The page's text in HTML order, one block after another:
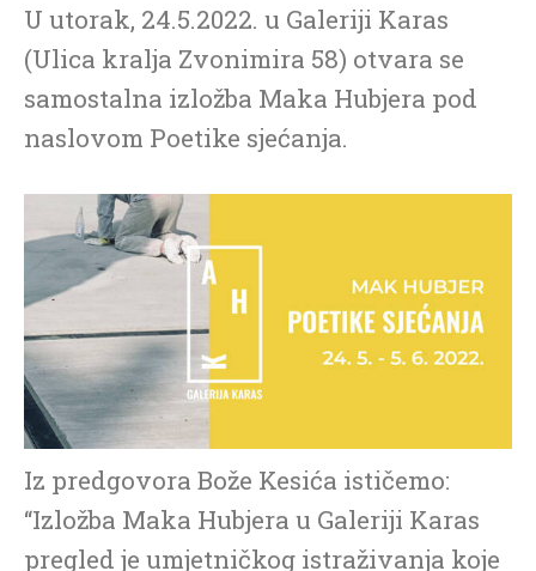
U utorak, 24.5.2022. u Galeriji Karas
(Ulica kralja Zvonimira 58) otvara se
samostalna izložba Maka Hubjera pod
naslovom Poetike sjećanja.
Iz predgovora Bože Kesića ističemo:
“Izložba Maka Hubjera u Galeriji Karas
pregled je umjetničkog istraživanja koje